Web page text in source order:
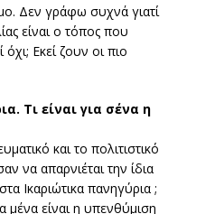
Δεν γράφω συχνά γιατί
είναι ο τόπος που
Εκεί ζουν οι πιο
Τι είναι για σένα η
και το πολιτιστικό
να απαρνιέται την ίδια
Ικαριώτικα πανηγύρια ;
είναι η υπενθύμιση